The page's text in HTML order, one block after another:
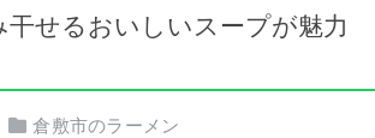
干せるおいしいスープが魅力
倉敷市のラーメン